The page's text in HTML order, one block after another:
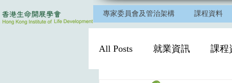
專家委員會及管治架構 課程資料
All Posts 就業資訊 課程